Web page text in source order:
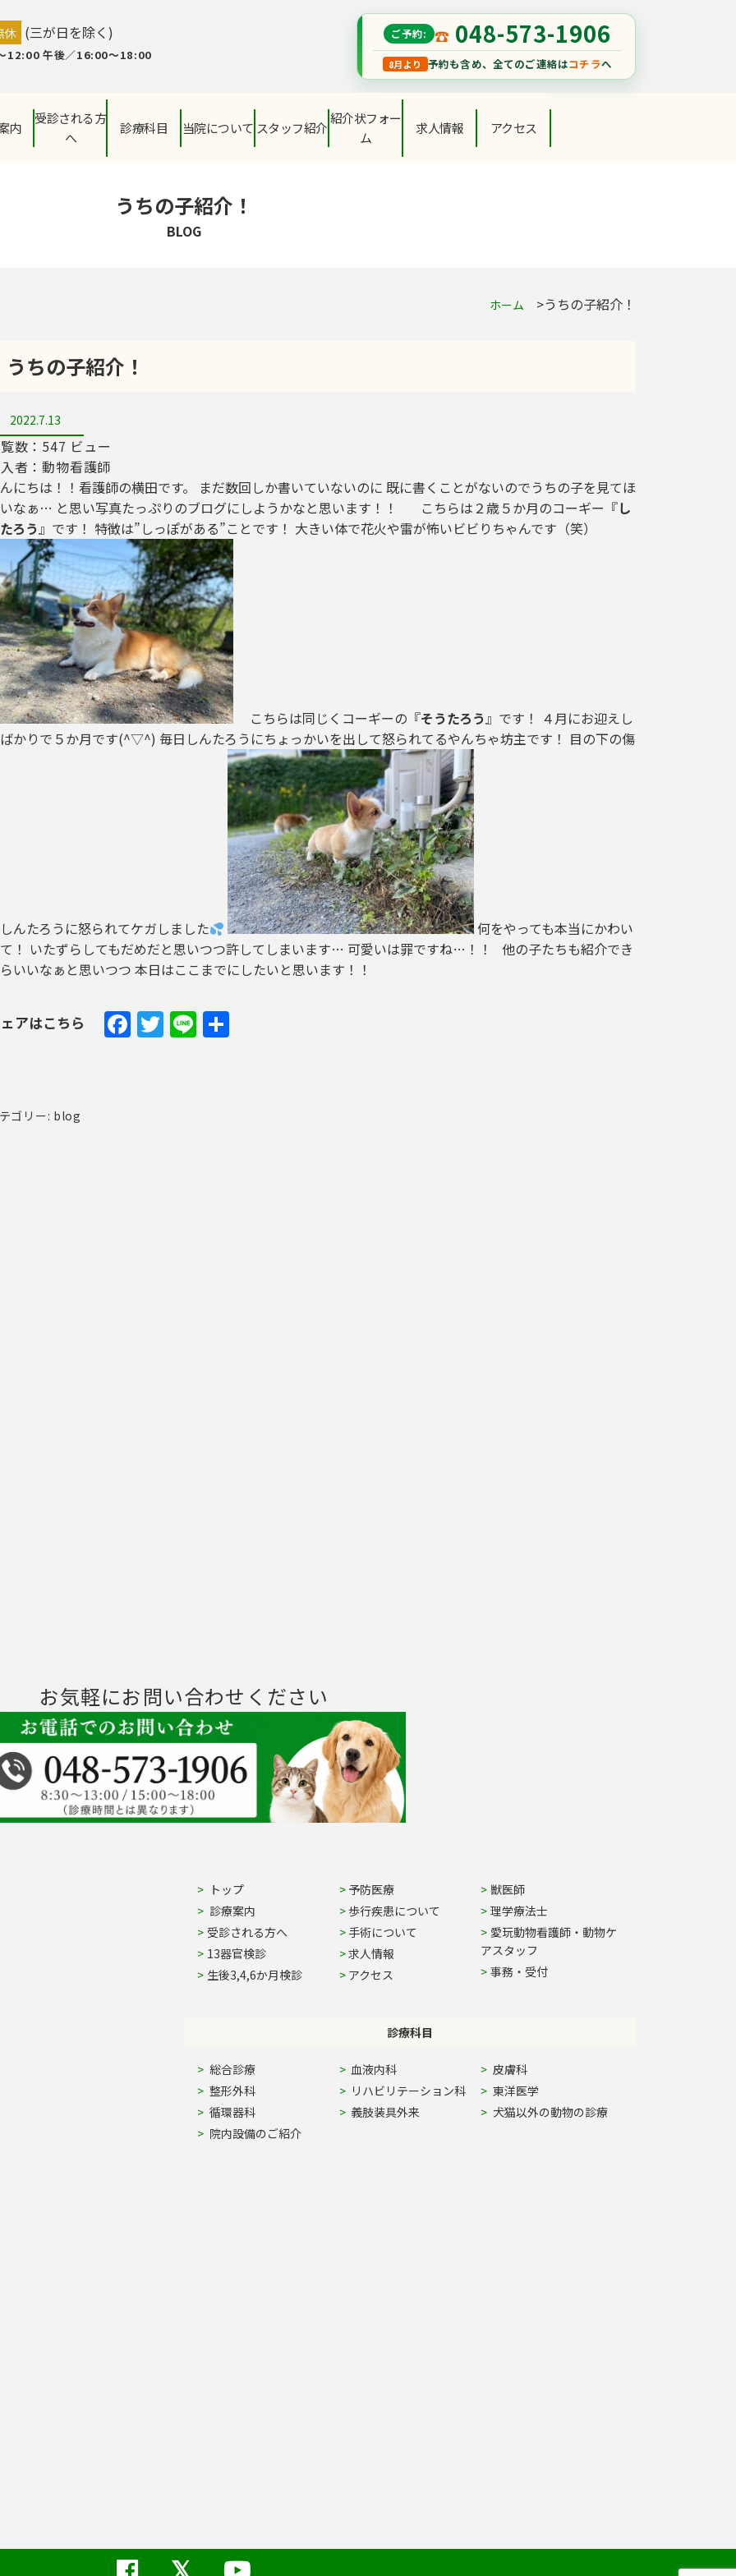
休 (三が日を除く)
12:00 午後／16:00～18:00
ご予約: 048-573-1906
8月より 予約も含め、全てのご連絡はコチラへ
内
受診される方
へ
診療科目 当院について スタッフ紹介
紹介状フォー
ム
求人情報 アクセス
うちの子紹介！
BLOG
ホーム うちの子紹介！
うちの子紹介！
2022.7.13
数：547 ビュー
者：動物看護師
にちは！！看護師の横田です。 まだ数回しか書いていないのに 既に書くことがないのでうちの子を見てほ
なぁ… と思い写真たっぷりのブログにしようかなと思います！！ こちらは２歳５か月のコーギー『し
ろう』です！ 特徴は”しっぽがある”ことです！ 大きい体で花火や雷が怖いビビりちゃんです（笑）
こちらは同じくコーギーの『そうたろう』です！ ４月にお迎えし
かりで５か月です(^▽^) 毎日しんたろうにちょっかいを出して怒られてるやんちゃ坊主です！ 目の下の傷
んたろうに怒られてケガしました
何をやっても本当にかわい
！ いたずらしてもだめだと思いつつ許してしまいます… 可愛いは罪ですね…！！ 他の子たちも紹介でき
いいなぁと思いつつ 本日はここまでにしたいと思います！！
アはこちら Facebook
Twitter
Line
ゴリー: blog
お気軽にお問い合わせください
Site Navigation
トップ
診療案内
受診される方へ
13器官検診
生後3,4,6か月検診
予防医療
歩行疾患について
手術について
求人情報
アクセス
獣医師
理学療法士
愛玩動物看護師・動物ケ
アスタッフ
事務・受付
診療科目
Site Navigation
総合診療
整形外科
循環器科
院内設備のご紹介
血液内科
リハビリテーション科
義肢装具外来
皮膚科
東洋医学
犬猫以外の動物の診療